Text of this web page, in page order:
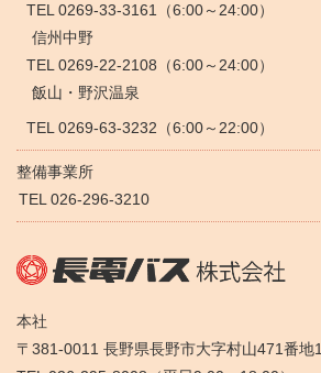
TEL 0269-33-3161（6:00～24:00）
信州中野
TEL 0269-22-2108（6:00～24:00）
飯山・野沢温泉
TEL 0269-63-3232（6:00～22:00）
整備事業所
TEL 026-296-3210
本社
〒381-0011 長野県長野市大字村山471番地1